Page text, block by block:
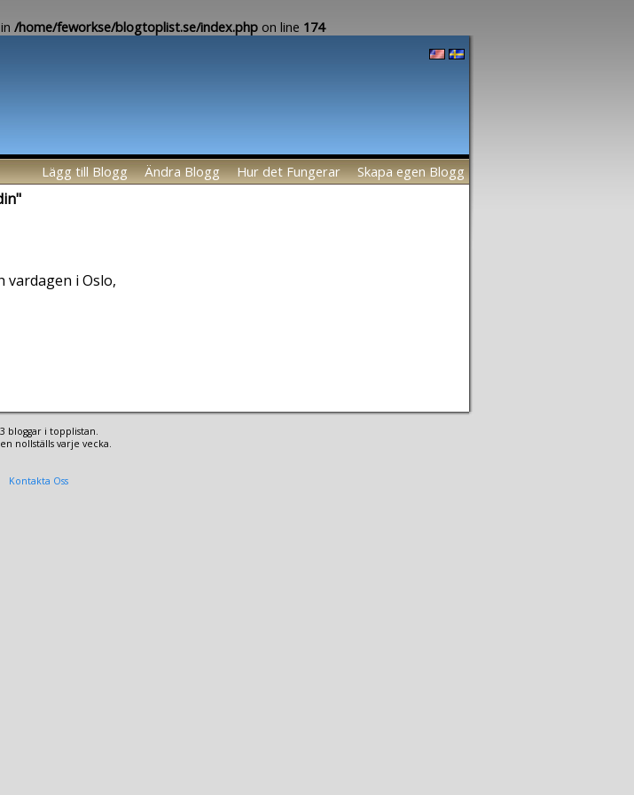
/home/feworkse/blogtoplist.se/index.phpon line 174
Lägg till Blogg Ändra Blogg Hur det Fungerar Skapa egen Blogg
vardagen i Oslo,
bloggar i topplistan.
nollställs varje vecka.
Kontakta Oss